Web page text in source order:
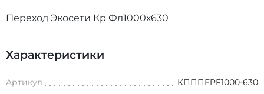
Переход Экосети Кр Фл1000х630
Характеристики
Артикул
КПППEPF1000-630